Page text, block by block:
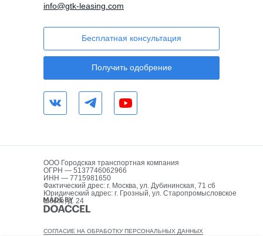
info@gtk-leasing.com
Бесплатная консультация
Получить одобрение
ООО Городская транспортная компания
ОГРН — 5137746062966
ИНН — 7715981650
Фактический дрес: г. Москва, ул. Дубининская, 71 с6
Юридический адрес: г. Грозный, ул. Старопромысловское
шоссе, д. 24
СОГЛАСИЕ НА ОБРАБОТКУ ПЕРСОНАЛЬНЫХ ДАННЫХ